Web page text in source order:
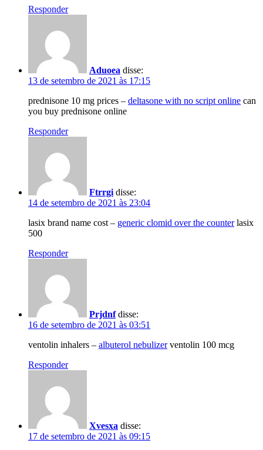
Responder
Aduoea disse:
13 de setembro de 2021 às 17:15
prednisone 10 mg prices – deltasone with no script online can
you buy prednisone online
Responder
Ftrrgi disse:
14 de setembro de 2021 às 23:04
lasix brand name cost – generic clomid over the counterlasix
500
Responder
Prjdnf disse:
16 de setembro de 2021 às 03:51
ventolin inhalers – albuterol nebulizerventolin 100 mcg
Responder
Xvesxa disse:
17 de setembro de 2021 às 09:15